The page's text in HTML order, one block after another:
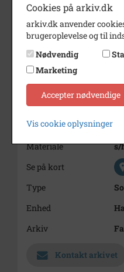
Type
Beskrivelse
Årstal
Dateringsnote
Fotograf
Størrelse
Materiale
s/
Se på kort
Type
Enhed
Arkiv
Kontakt arkivet
Cookies på arkiv.dk
arkiv.dk anvender
brugeroplevelse og til
Nødvendig
Marketing
Accepter nødvendige
Vis cookie oplysninger